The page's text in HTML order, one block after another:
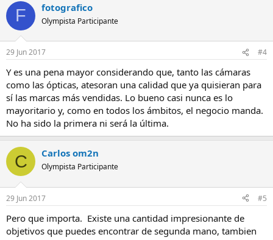
F fotografico
Olympista Participante
29 Jun 2017 #4
Y es una pena mayor considerando que, tanto las cámaras
como las ópticas, atesoran una calidad que ya quisieran para
sí las marcas más vendidas. Lo bueno casi nunca es lo
mayoritario y, como en todos los ámbitos, el negocio manda.
No ha sido la primera ni será la última.
C Carlos om2n
Olympista Participante
29 Jun 2017 #5
Pero que importa. Existe una cantidad impresionante de
objetivos que puedes encontrar de segunda mano, tambien